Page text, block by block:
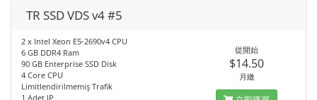
TR SSD VDS v4 #5
2 x Intel Xeon E5-2690v4 CPU
6 GB DDR4 Ram
90 GB Enterprise SSD Disk
4 Core CPU
Limitlendirilmemiş Trafik
1 Adet IP
從開始
$14.50
月繳